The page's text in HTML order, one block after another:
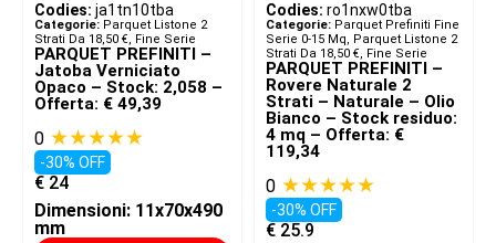
Codies: ja1tn10tba
Categorie: Parquet Listone 2
Strati Da 18,50 €, Fine Serie
PARQUET PREFINITI –
Jatoba Verniciato
Opaco – Stock: 2,058 –
Offerta: € 49,39
0 ★★★★★
-30% OFF
€ 24
Dimensioni: 11x70x490
mm
Codies: ro1nxw0tba
Categorie: Parquet Prefiniti Fine
Serie 0-15 Mq, Parquet Listone 2
Strati Da 18,50 €, Fine Serie
PARQUET PREFINITI –
Rovere Naturale 2
Strati – Naturale – Olio
Bianco – Stock residuo:
4 mq – Offerta: €
119,34
0 ★★★★★
-30% OFF
€ 25.9